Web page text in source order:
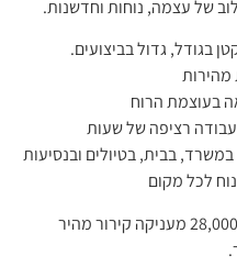
של עצמה, נוחות וחדשנות.
בגודל, גדול בביצועים.
מהירות
בעוצמת הרוח
רציפה של שעות
בבית, בטיולים ובנסיעות
לכל מקום
עוצמת סיבוב להבים של עד 28,000rpm מעניקה קירור מהיר